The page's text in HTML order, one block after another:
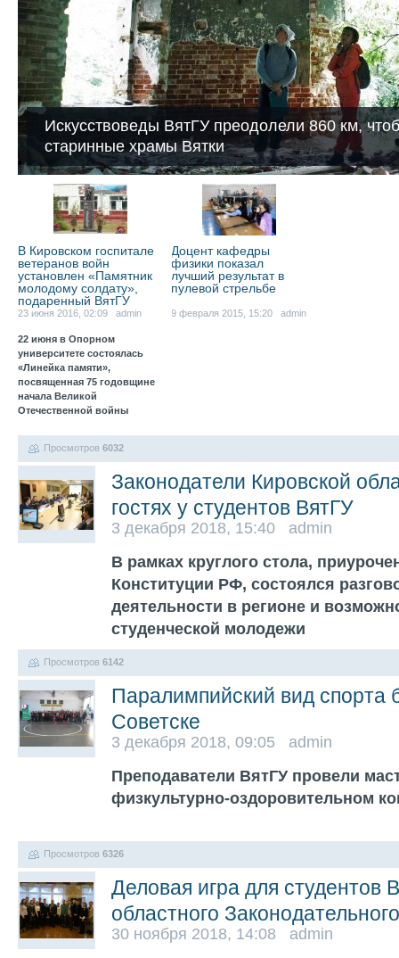
Искусствоведы ВятГУ преодолели 860 км,
старинные храмы Вятки
В Кировском госпитале
ветеранов войн
установлен «Памятник
молодому солдату»,
подаренный ВятГУ
23 июня 2016, 02:09 admin
22 июня в Опорном
университете состоялась
«Линейка памяти»,
посвященная 75 годовщине
начала Великой
Отечественной войны
Доцент кафедры
физики показал
лучший результат в
пулевой стрельбе
9 февраля 2015, 15:20 admin
Просмотров 6032
Законодатели Кировской
гостях у студентов ВятГУ
3 декабря 2018, 15:40 admin
В рамках круглого стола,
Конституции РФ, состоялся
деятельности в регионе и
студенческой молодежи
Просмотров 6142
Паралимпийский вид спорта
Советске
3 декабря 2018, 09:05 admin
Преподаватели ВятГУ провели
физкультурно-оздоровительном
Просмотров 6326
Деловая игра для студентов
областного
30 ноября 2018, 14:08 admin